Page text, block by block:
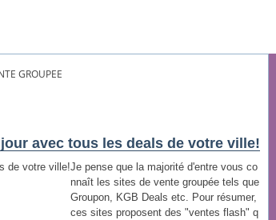
GROUPEE
avec tous les deals de votre ville!
Je pense que la majorité d'entre vous co
nnaît les sites de vente groupée tels que
Groupon, KGB Deals etc. Pour résumer,
ces sites proposent des "ventes flash" q